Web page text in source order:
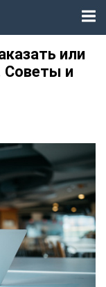
или
Советы и